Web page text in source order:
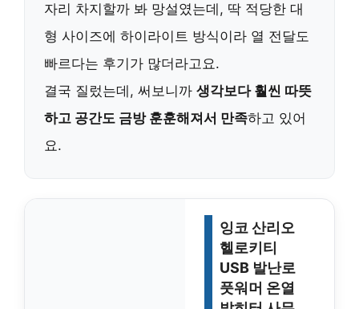
자리 차지할까 봐 망설였는데, 딱 적당한 대
형 사이즈에 하이라이트 방식이라 열 전달도
빠르다는 후기가 많더라고요.
결국 질렀는데, 써보니까 생각보다 훨씬 따뜻
하고 공간도 금방 훈훈해져서 만족하고 있어
요.
잉코 산리오
헬로키티
USB 발난로
풋워머 온열